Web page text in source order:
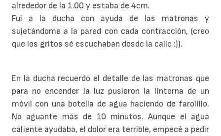
alrededor de la 1.00 y estaba de 4cm.
Fui a la ducha con ayuda de las matronas y
sujetándome a la pared con cada contracción, (creo
que los gritos sé escuchaban desde la calle :)).
En la ducha recuerdo el detalle de las matronas que
para no encender la luz pusieron la linterna de un
móvil con una botella de agua haciendo de farolillo.
No aguante más de 10 minutos. Aunque el agua
caliente ayudaba, el dolor era terrible, empecé a pedir